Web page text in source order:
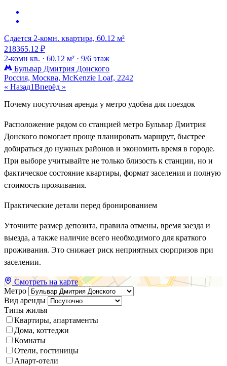
Сдается 2-комн. квартира, 60.12 м²
218365.12 ₽
2-комн кв. · 60.12 м² · 9/6 этаж
Бульвар Дмитрия Донского
Россия, Москва, McKenzie Loaf, 2242
« Назад1Вперёд »
Почему посуточная аренда у метро удобна для поездок
Расположение рядом со станцией метро Бульвар Дмитрия
Донского помогает проще планировать маршрут, быстрее
добираться до нужных районов и экономить время в городе.
При выборе учитывайте не только близость к станции, но и
фактическое состояние квартиры, формат заселения и полную
стоимость проживания.
Практические детали перед бронированием
Уточните размер депозита, правила отмены, время заезда и
выезда, а также наличие всего необходимого для краткого
проживания. Это снижает риск неприятных сюрпризов при
заселении.
Смотреть на карте
Метро
Вид аренды
Типы жилья
Квартиры, апартаменты
Дома, коттеджи
Комнаты
Отели, гостиницы
Апарт-отели